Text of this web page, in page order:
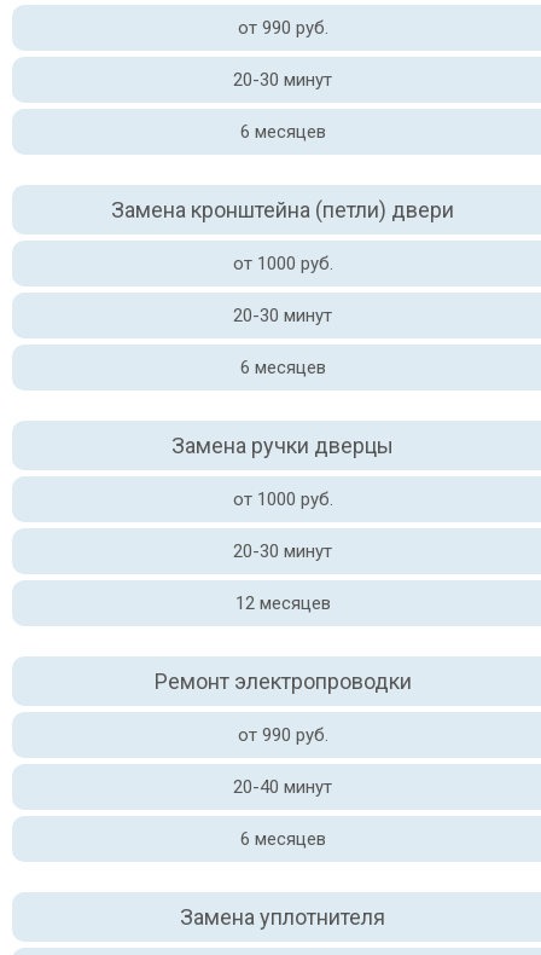
от 990 руб.
20-30 минут
6 месяцев
Замена кронштейна (петли) двери
от 1000 руб.
20-30 минут
6 месяцев
Замена ручки дверцы
от 1000 руб.
20-30 минут
12 месяцев
Ремонт электропроводки
от 990 руб.
20-40 минут
6 месяцев
Замена уплотнителя